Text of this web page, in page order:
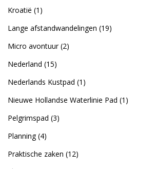
Kroatië (1)
Lange afstandwandelingen (19)
Micro avontuur(2)
Nederland (15)
Nederlands Kustpad (1)
Nieuwe Hollandse Waterlinie Pad (1)
Pelgrimspad (3)
Planning(4)
Praktische zaken (12)